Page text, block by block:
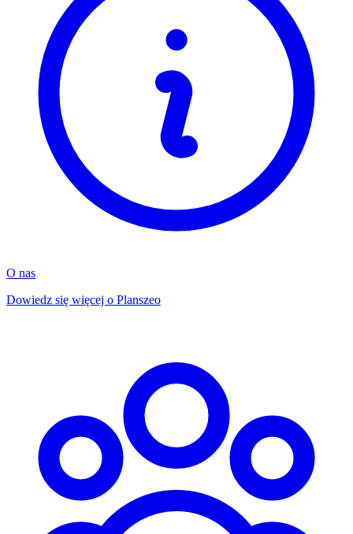
O nas
Dowiedz się więcej o Planszeo